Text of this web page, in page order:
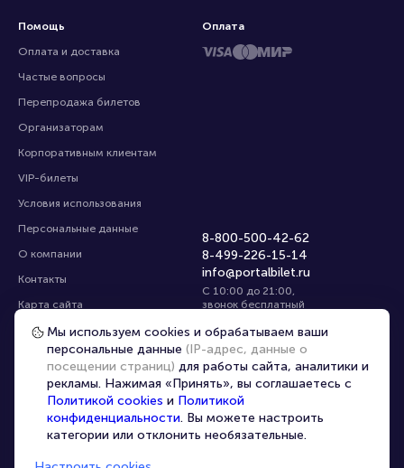
Помощь
Оплата и доставка
Частые вопросы
Перепродажа билетов
Организаторам
Корпоративным клиентам
VIP-билеты
Условия использования
Персональные данные
О компании
Контакты
Карта сайта
Управление cookies
8-800-500-42-62
8-499-226-15-14
info@portalbilet.ru
С 10:00 до 21:00,
звонок бесплатный
Все площадки
Оплата
Выбрать город
Мы используем cookies и обрабатываем ваши
персональные данные (IP-адрес, данные о
посещении страниц) для работы сайта, аналитики и
рекламы. Нажимая «Принять», вы соглашаетесь с
Политикой cookies и Политикой
конфиденциальности. Вы можете настроить
категории или отклонить необязательные.